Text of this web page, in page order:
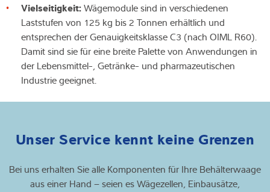
Vielseitigkeit:Wägemodule sind in verschiedenen
Laststufen von 125 kg bis 2 Tonnen erhältlich und
entsprechen der Genauigkeitsklasse C3 (nach OIML R60).
Damit sind sie für eine breite Palette von Anwendungen in
der Lebensmittel-, Getränke- und pharmazeutischen
Industrie geeignet.
Unser Service kennt keine Grenzen
Bei uns erhalten Sie alle Komponenten für Ihre Behälterwaage
aus einer Hand – seien es Wägezellen, Einbausätze,